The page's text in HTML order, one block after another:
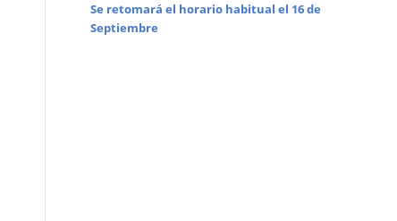
Se retomará el horario habitual el 16 de
Septiembre